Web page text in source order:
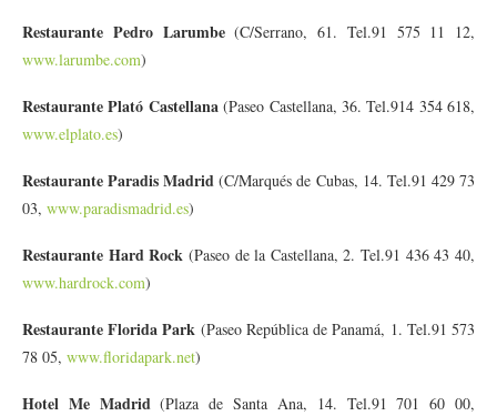
Restaurante Pedro Larumbe(C/Serrano, 61. Tel.91 575 11 12,
www.larumbe.com)
Restaurante Plató Castellana(Paseo Castellana, 36. Tel.914 354 618,
www.elplato.es)
Restaurante Paradis Madrid (C/Marqués de Cubas, 14. Tel.91 429 73
03, www.paradismadrid.es)
Restaurante Hard Rock (Paseo de la Castellana, 2. Tel.91 436 43 40,
www.hardrock.com)
Restaurante Florida Park (Paseo República de Panamá, 1. Tel.91 573
78 05, www.floridapark.net)
Hotel Me Madrid(Plaza de Santa Ana, 14. Tel.91 701 60 00,